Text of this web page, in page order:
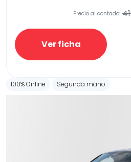
Precio al contado:
Ver ficha
100% Online Segunda mano